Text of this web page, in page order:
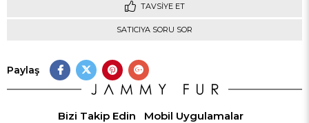
TAVSIYE ET
SATICIYA SORU SOR
Paylaş
Bizi Takip Edin Mobil Uygulamalar